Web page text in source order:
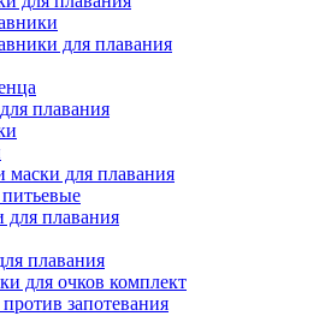
для плавания
плавания
маски для плавания
плавания
плавания
для очков комплект
запотевания